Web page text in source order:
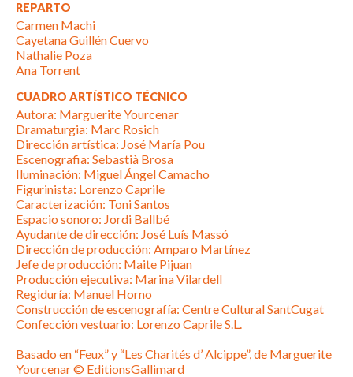
REPARTO
Carmen Machi
Cayetana Guillén Cuervo
Nathalie Poza
Ana Torrent
CUADRO ARTÍSTICO TÉCNICO
Autora: Marguerite Yourcenar
Dramaturgia: Marc Rosich
Dirección artística: José María Pou
Escenografia: Sebastià Brosa
Iluminación: Miguel Ángel Camacho
Figurinista: Lorenzo Caprile
Caracterización: Toni Santos
Espacio sonoro: Jordi Ballbé
Ayudante de dirección: José Luís Massó
Dirección de producción: Amparo Martínez
Jefe de producción: Maite Pijuan
Producción ejecutiva: Marina Vilardell
Regiduría: Manuel Horno
Construcción de escenografía: Centre Cultural SantCugat
Confección vestuario: Lorenzo Caprile S.L.
Basado en “Feux” y “Les Charités d’ Alcippe”, de Marguerite
Yourcenar © EditionsGallimard